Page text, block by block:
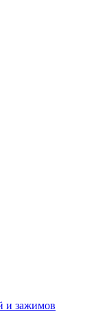
и зажимов